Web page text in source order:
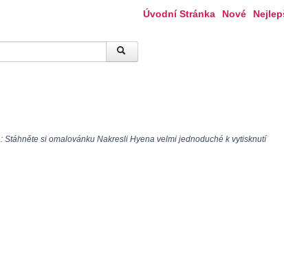
Úvodní Stránka Nové
: Stáhněte si omalovánku Nakresli Hyena velmi jednoduché k vytisknutí